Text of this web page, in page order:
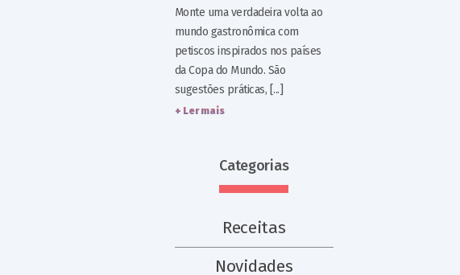
Monte uma verdadeira volta ao
mundo gastronômica com
petiscos inspirados nos países
da Copa do Mundo. São
sugestões práticas, [...]
+ Ler mais
Categorias
Receitas
Novidades